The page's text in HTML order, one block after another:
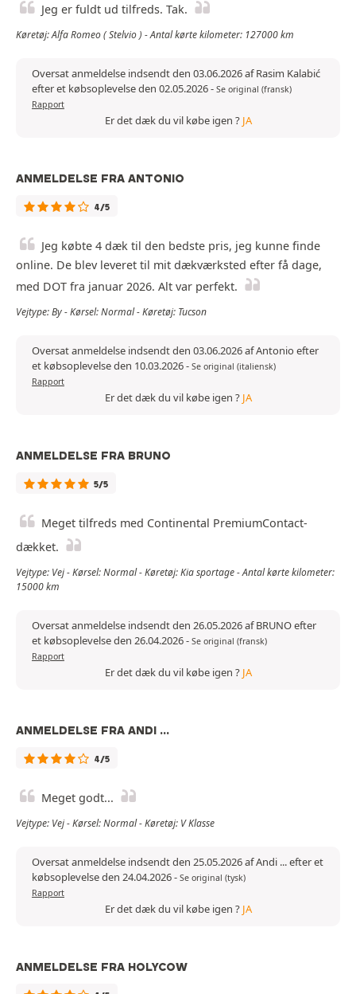
Jeg er fuldt ud tilfreds. Tak.
Køretøj: Alfa Romeo ( Stelvio ) - Antal kørte kilometer: 127000 km
Oversat anmeldelse indsendt den 03.06.2026 af Rasim Kalabić
efter et købsoplevelse den 02.05.2026- Se original (fransk)
Rapport
Er det dæk du vil købe igen ? JA
ANMELDELSE FRA ANTONIO
4/5
Jeg købte 4 dæk til den bedste pris, jeg kunne finde
online. De blev leveret til mit dækværksted efter få dage,
med DOT fra januar 2026. Alt var perfekt.
Vejtype: By - Kørsel: Normal - Køretøj: Tucson
Oversat anmeldelse indsendt den 03.06.2026 af Antonio efter
et købsoplevelse den 10.03.2026- Se original (italiensk)
Rapport
Er det dæk du vil købe igen ? JA
ANMELDELSE FRA BRUNO
5/5
Meget tilfreds med Continental PremiumContact-
dækket.
Vejtype: Vej - Kørsel: Normal - Køretøj: Kia sportage - Antal kørte kilometer:
15000 km
Oversat anmeldelse indsendt den 26.05.2026 af BRUNO efter
et købsoplevelse den 26.04.2026- Se original (fransk)
Rapport
Er det dæk du vil købe igen ? JA
ANMELDELSE FRA ANDI ...
4/5
Meget godt...
Vejtype: Vej - Kørsel: Normal - Køretøj: V Klasse
Oversat anmeldelse indsendt den 25.05.2026 af Andi ... efter et
købsoplevelse den 24.04.2026- Se original (tysk)
Rapport
Er det dæk du vil købe igen ? JA
ANMELDELSE FRA HOLYCOW